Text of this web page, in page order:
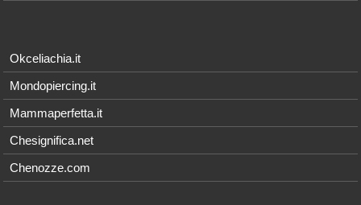
Okceliachia.it
Mondopiercing.it
Mammaperfetta.it
Chesignifica.net
Chenozze.com